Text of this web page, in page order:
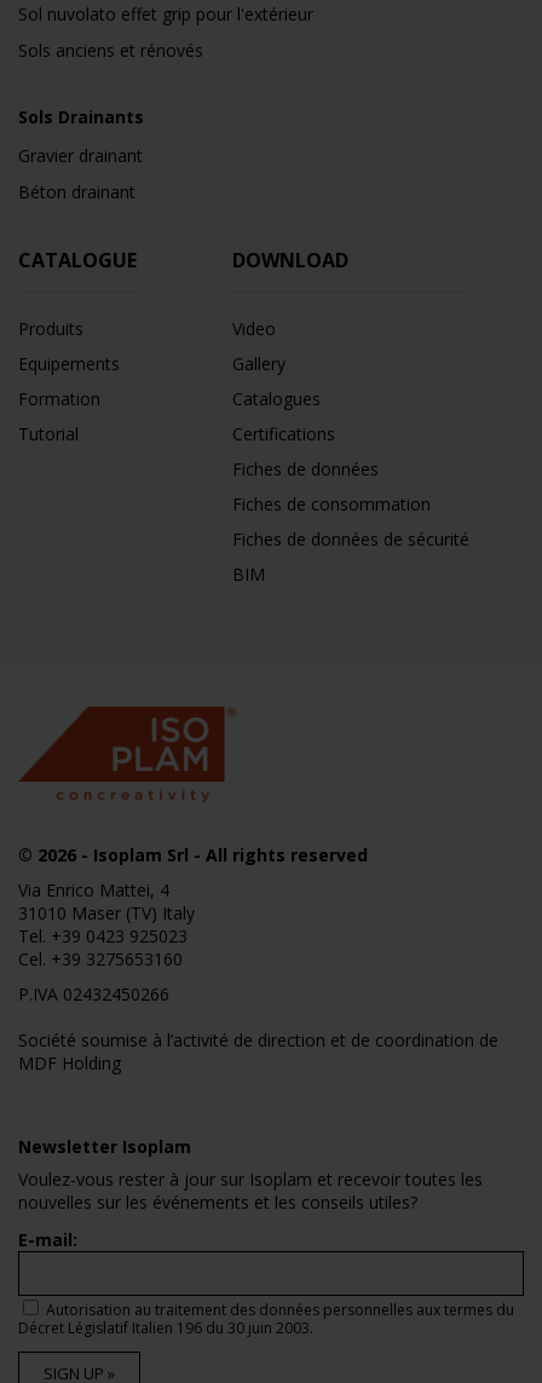
Sol nuvolato effet grip pour l'extérieur
Sols anciens et rénovés
Sols Drainants
Gravier drainant
Béton drainant
CATALOGUE
Produits
Equipements
Formation
Tutorial
DOWNLOAD
Video
Gallery
Catalogues
Certifications
Fiches de données
Fiches de consommation
Fiches de données de sécurité
BIM
© 2026 - Isoplam Srl - All rights reserved
Via Enrico Mattei, 4
31010 Maser (TV) Italy
Tel. +39 0423 925023
Cel. +39 3275653160
P.IVA 02432450266
Société soumise à l’activité de direction et de coordination de
MDF Holding
Newsletter Isoplam
Voulez-vous rester à jour sur Isoplam et recevoir toutes les
nouvelles sur les événements et les conseils utiles?
E-mail:
Autorisation au traitement des données personnelles aux termes du
Décret Législatif Italien 196 du 30 juin 2003.
SIGN UP »